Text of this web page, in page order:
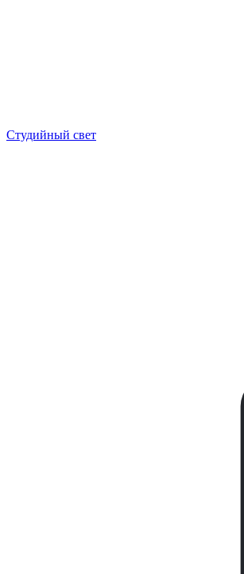
Студийный свет